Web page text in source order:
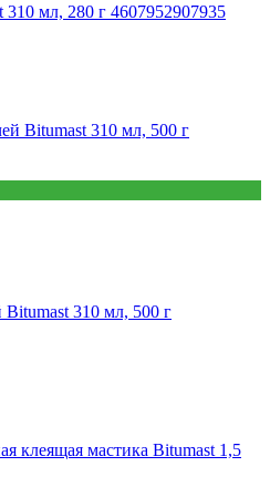
мл, 280 г 4607952907935
310 мл, 500 г